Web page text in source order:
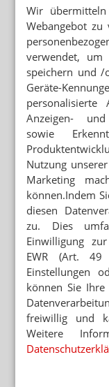
Wir
Webangebot
verwendet, um
speichern und /
Geräte-
personalisierte
Anzeigen-
sowie
Nutzung
Marketing
können.Indem
diesen
zu. Dies
Einwilligung
EWR (Art.
Einstellungen
können Sie
freiwillig und
Weitere
verhallen
STREIK
„Wir
ohne
17.733 Apotheken
Mehr zum
KASSENÄRZTE
Alkohol und
WEGEN GKV-
Zuzahlung:
STREICHUNG
GKV-Sparpaket:
Mehr aus